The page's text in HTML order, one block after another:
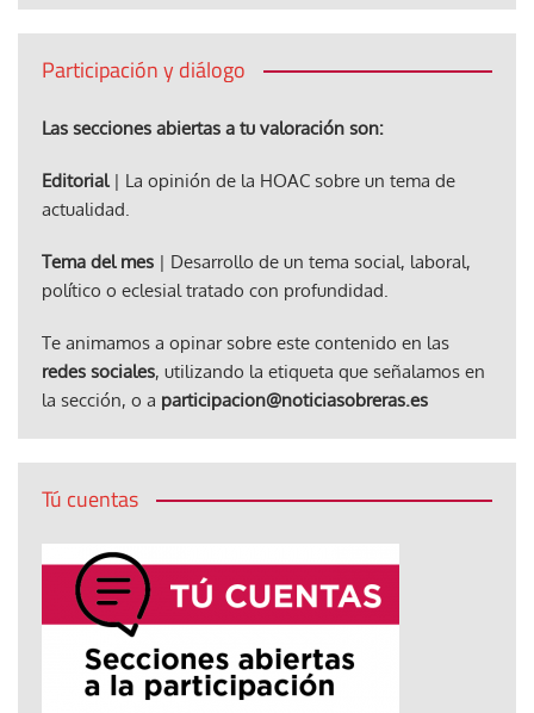
Participación y diálogo
Las secciones abiertas a tu valoración son:
Editorial| La opinión de la HOAC sobre un tema de
actualidad.
Tema del mes | Desarrollo de un tema social, laboral,
político o eclesial tratado con profundidad.
Te animamos a opinar sobre este contenido en las
redes sociales, utilizando la etiqueta que señalamos en
la sección, o a participacion@noticiasobreras.es
Tú cuentas